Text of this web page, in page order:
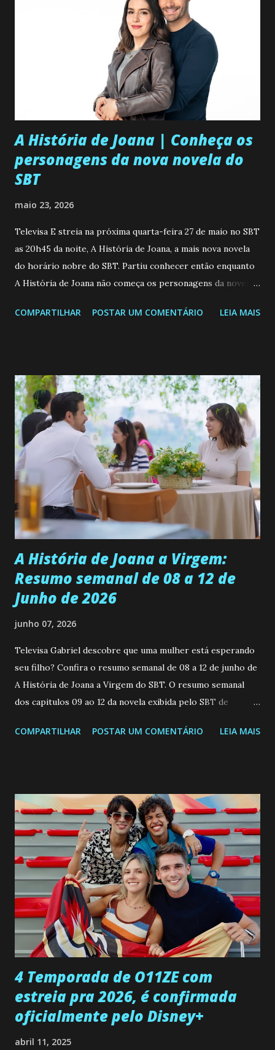
A História de Joana | Conheça os
personagens da nova novela do
SBT
maio 23, 2026
Televisa E streia na próxima quarta-feira 27 de maio no SBT
as 20h45 da noite, A História de Joana, a mais nova novela
do horário nobre do SBT. Partiu conhecer então enquanto
A História de Joana não começa os personagens da novela?
de 25/05/26 a 31/05/26 JOANA GUADALUPE (Camila
permanecer virgem até encontrar o homem que realmente
ama, o que não é fácil, já que dedica todas as suas energias a
se aprimorar, trabalhando, estudando e se orgulhando de
ser a primeira mulher da família a ingressar na
universidade. Ela tem uma personalidade muito alegre, é
muito madura para a idade, determinada, criativa e
empática. Detesta injustiças e é uma ótima amiga. Pode ser
teimosa e muito persistente quando decide fazer algo.
Durante um exame ginecológico, ela é inseminada por eng...
COMPARTILHAR POSTAR UM COMENTÁRIO LEIA MAIS
A História de Joana a Virgem:
Resumo semanal de 08 a 12 de
Junho de 2026
junho 07, 2026
Televisa Gabriel descobre que uma mulher está esperando
seu filho? Confira o resumo semanal de 08 a 12 de junho de
A História de Joana a Virgem do SBT. O resumo semanal
dos capitulos 09 ao 12 da novela exibida pelo SBT de
a Programação Semanal do SBT de 08/06/26 a 14/06/26
confessa a Gabriel que ele demonstrou ser o tipo de
pessoa que ela tanto desejou durante toda a vida. Camila
entra no quarto de Gabriel e imagina como seria o
encontro deles, quando conseguir seduzi-lo. Manuel avisa a
Paula sobre a suposta infidelidade de Gabriel com Joana.
Rogerio consegue se livrar de todas as suspeitas pelo
desaparecimento de Francisco, apontando que ele poderia
ter sido vítima da fúria de Gabriel. Artur informa a Gabriel
que a clínica inseminou por engano outra paciente, que está
...
COMPARTILHAR POSTAR UM COMENTÁRIO LEIA MAIS
4 Temporada de O11ZE com
estreia pra 2026, é confirmada
oficialmente pelo Disney+
abril 11, 2025